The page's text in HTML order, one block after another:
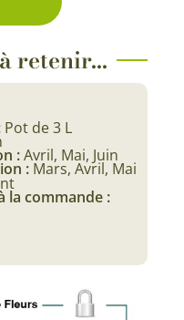
retenir...
Pot de 3 L
:Avril, Mai, Juin
: Mars, Avril, Mai
la commande :